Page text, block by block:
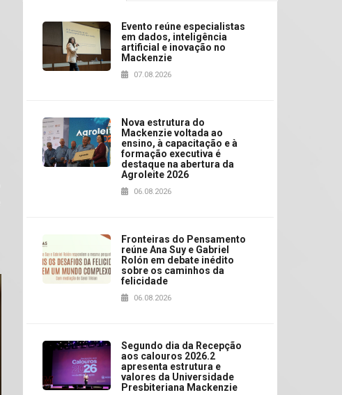
Evento reúne especialistas
em dados, inteligência
artificial e inovação no
Mackenzie
07.08.2026
Nova estrutura do
Mackenzie voltada ao
ensino, à capacitação e à
formação executiva é
destaque na abertura da
Agroleite 2026
06.08.2026
Fronteiras do Pensamento
reúne Ana Suy e Gabriel
Rolón em debate inédito
sobre os caminhos da
felicidade
06.08.2026
Segundo dia da Recepção
aos calouros 2026.2
apresenta estrutura e
valores da Universidade
Presbiteriana Mackenzie